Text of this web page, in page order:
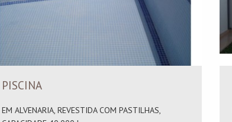
PISCINA
EM ALVENARIA, REVESTIDA COM PASTILHAS,